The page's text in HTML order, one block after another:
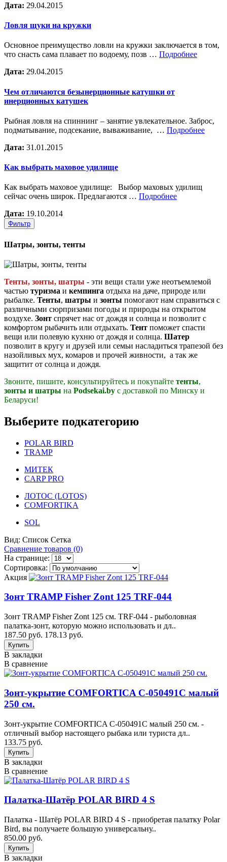
Дата: 29.04.2015
Ловля щуки на кружки
Основное преимущество ловли на кружки заключается в том,
что снасть сама плавает по водоему, позв … Подробнее
Дата: 29.04.2015
Чем отличаются безынерционные катушки от
инерционных катушек
Рыбная ловля на спиннинг – занятие увлекательное. Заброс,
подматывание, подсекание, вываживание, … Подробнее
Дата: 31.01.2015
Как выбрать маховое удилище
Как выбрать маховое удилище: Выбор маховых удилищ
сейчас очень широк. Предлагаются … Подробнее
Дата: 19.10.2014
Фильтр
Шатры, зонты, тенты
Тенты, зонты, шатры - эти вещи стали уже неотъемлемой
частью туризма и кемпинга отдыха на даче, природе или
рыбалке. Тенты, шатры и зонты помогают нам справиться с
различными сюрпризами погоды и природы на открытом
воздухе. Зонт спрячет нас от дождя и солнца и позволит с
комфортом рыбачить или отдыхать. Тент поможет спасти
вещи или полевую кухню от дождя и солнца. Шатер
позволит в кругу и друзей или семьи насладиться трапезой без
назойливых мух, комаров и прочей живности, а так же
защитит от солнца и дождя.
Звоните, пишите, консультируйтесь и покупайте тенты,
зонты и шатры на Podsekai.by c доставкой по Минску и
Беларуси!
Выберите подкатегорию
POLAR BIRD
TRAMP
МИТЕК
CARP PRO
ЛОТОС (LOTOS)
COMFORTIKA
SOL
Вид: Список Сетка
Сравнение товаров (0)
На странице:
Сортировка:
Акция
Зонт TRAMP Fisher Zont 125 TRF-044
Зонт TRAMP Fisher Zont 125 см. TRF-044 - рыболовная
палатка-зонт, которую можно использовать и дл..
187.50 руб. 178.13 руб.
В закладки
В сравнение
Зонт-укрытие COMFORTICA C-050491C малый
250 см.
Зонт-укрытие COMFORTICA C-050491C малый 250 см. -
отличный выбор настоящего рыбака или туриста дл..
133.75 руб.
В закладки
В сравнение
Палатка-Шатёр POLAR BIRD 4 S
Палатка - Шатёр POLAR BIRD 4 S - приобретая палатку Polar
Bird, вы получаете большую универсальну..
850.00 руб.
В закладки